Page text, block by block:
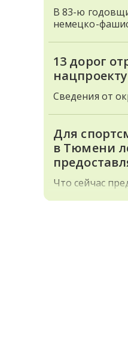
В 83-ю
немецко-
13 дорог
Сведения от
Для
в Тюмени
Что сейчас